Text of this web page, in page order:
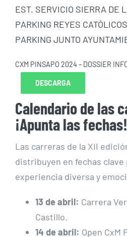
EST. SERVICIO SIERRA DE
PARKING REYES CATÓLICOS
PARKING JUNTO
CXM PINSAPO 2024 – DOSSIER
DESCARGA
Calendario de las
¡Apunta las fechas!
Las carreras de la XII
distribuyen en fechas clave
experiencia diversa y
13 de abril: Carrera
Castillo.
14 de abril: Open CxM